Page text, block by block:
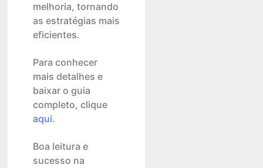
melhoria, tornando
as estratégias mais
eficientes.
Para conhecer
mais detalhes e
baixar o guia
completo, clique
aqui.
Boa leitura e
sucesso na